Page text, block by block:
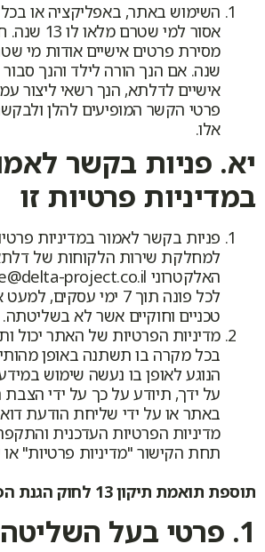
השימוש באתר, באפליקציה או
אסור למי
שנה. אם הנך הורה לילד והנך
אישיים לדלתא, הנך רשאי ליצור
פרטי הקשר המופיעים להלן
אלו.
יא. פניות בקשר
במדיניות פרטיות זו
פניות בקשר לאמור במדיניות
למחלקת שירות הלקוחות של
לכל פונה תוך 7 ימי
טכניים וחוקיים אשר לא בשליטתה.
מדיניות הפרטיות של האתר
בכל מקרה בו תשתנה באופן מהותי
הנוגע לאופן בו נעשה שימוש
על ידך, תיודע על כך על ידי
באתר או על ידי שליחת הודעת
מדיניות הפרטיות העדכנית
תחת הקישור "מדיניות פרטיות"
תוספת תואמת תיקון 13 לחוק הגנת הפרטיות
1. פרטי בעל השליטה במידע